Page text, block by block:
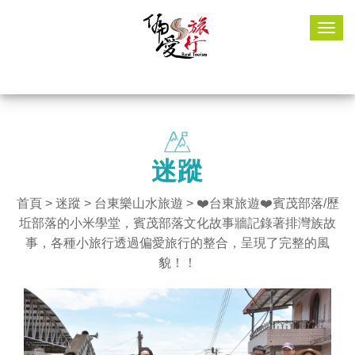
迷蹤
首頁> 迷蹤 > 台東樂山水旅遊 > ❤️台東旅遊❤️賓茂部落/歷
坵部落的小米學堂，賓茂部落文化故事牆記錄著排灣族故
事，各種小旅行透過偏愛旅行的整合，呈現了完整的風
貌！！